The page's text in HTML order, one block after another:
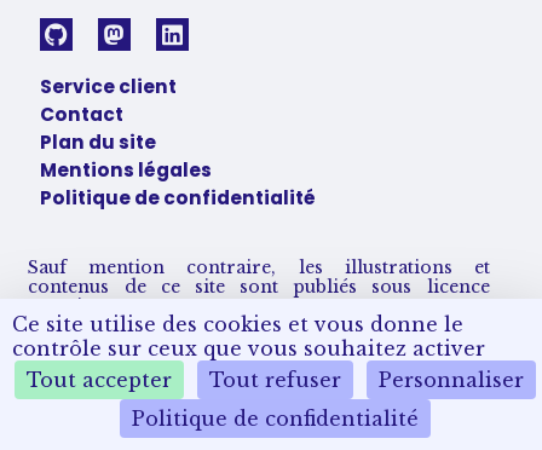
Service client
Contact
Plan du site
Mentions légales
Politique de confidentialité
Sauf mention contraire, les illustrations et
contenus de ce site sont publiés sous licence
Creative Commons CC BY-SA 4.0.
Vous pouvez les partager et adapter sous condition
de nous créditer et partager vos remix sous les
mêmes conditions de licence.
Ce site utilise des cookies et vous donne le
contrôle sur ceux que vous souhaitez activer
Tout accepter
Tout refuser
Personnaliser
Politique de confidentialité